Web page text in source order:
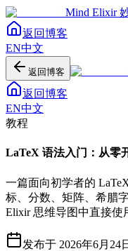
Mind Elixir
返回博客
EN中文
返回博客
返回博客
EN中文
教程
LaTeX 语法入门：从零
一篇面向初学者的
标、分数、矩阵、希腊
Elixir 思维导图中直接使
发布于 2026年6月24